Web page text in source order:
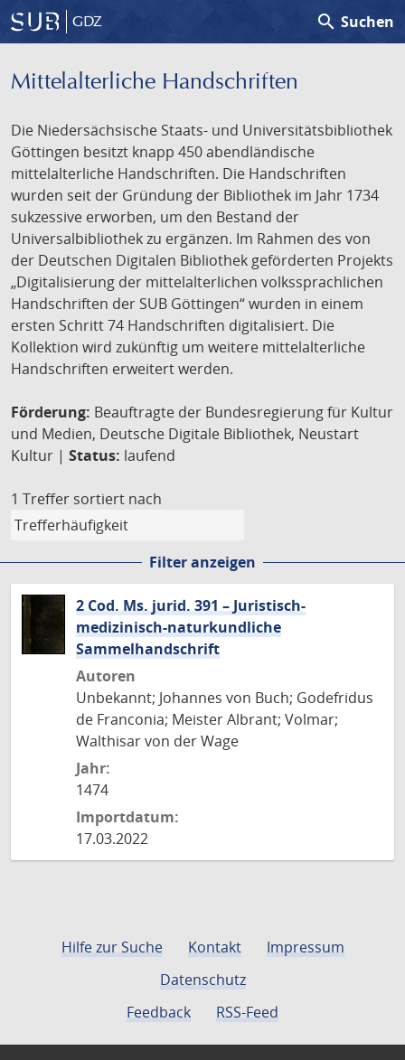
GDZ search Suchen
Mittelalterliche Handschriften
Die Niedersächsische Staats- und Universitätsbibliothek
Göttingen besitzt knapp 450 abendländische
mittelalterliche Handschriften. Die Handschriften
wurden seit der Gründung der Bibliothek im Jahr 1734
sukzessive erworben, um den Bestand der
Universalbibliothek zu ergänzen. Im Rahmen des von
der Deutschen Digitalen Bibliothek geförderten Projekts
„Digitalisierung der mittelalterlichen volkssprachlichen
Handschriften der SUB Göttingen“ wurden in einem
ersten Schritt 74 Handschriften digitalisiert. Die
Kollektion wird zukünftig um weitere mittelalterliche
Handschriften erweitert werden.
Förderung: Beauftragte der Bundesregierung für Kultur
und Medien, Deutsche Digitale Bibliothek, Neustart
Kultur | Status: laufend
1 Treffer sortiert nach
Filter anzeigen
2 Cod. Ms. jurid. 391 – Juristisch-
medizinisch-naturkundliche
Sammelhandschrift
Autoren
Unbekannt; Johannes von Buch; Godefridus
de Franconia; Meister Albrant; Volmar;
Walthisar von der Wage
Jahr:
1474
Importdatum:
17.03.2022
Hilfe zur Suche Kontakt
Impressum
Datenschutz
Feedback
RSS-Feed